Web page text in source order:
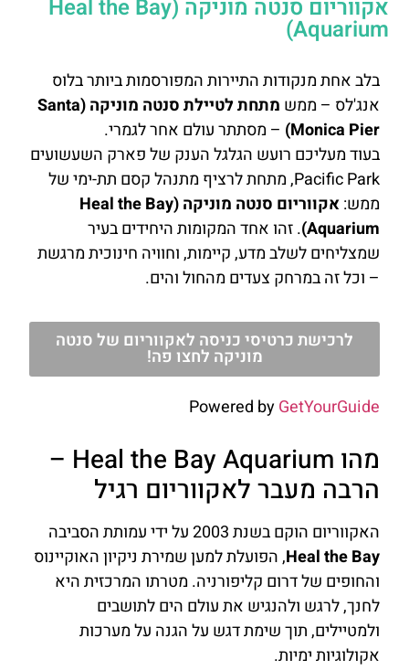
אקווריום סנטה מוניקה (Heal the Bay
Aquarium)
בלב אחת מנקודות התיירות המפורסמות ביותר בלוס
אנג'לס – ממש
מתחת לטיילת סנטה מוניקה (Santa
Monica Pier) – מסתתר עולם אחר לגמרי.
בעוד מעליכם רועש הגלגל הענק של פארק השעשועים
Pacific Park, מתחת לרציף מתנהל קסם תת-ימי של
ממש:
אקווריום סנטה מוניקה (Heal the Bay
Aquarium) . זהו אחד המקומות היחידים בעיר
שמצליחים לשלב מדע, קיימות, וחוויה חינוכית מרגשת
– וכל זה במרחק צעדים מהחול והים.
לרכישת כרטיסי כניסה לאקווריום של סנטה
מוניקה לחצו פה!
Powered byGetYourGuide
מהו Heal the Bay Aquarium –
הרבה מעבר לאקווריום רגיל
האקווריום הוקם בשנת 2003 על ידי עמותת הסביבה
Heal the Bay, הפועלת למען שמירת ניקיון האוקיינוס
והחופים של דרום קליפורניה. מטרתו המרכזית היא
לחנך, לרגש ולהנגיש את עולם הים לתושבים
ולמטיילים, תוך שימת דגש על הגנה על מערכות
אקולוגיות ימיות.